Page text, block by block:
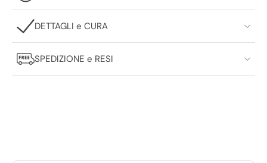
DETTAGLI e CURA
SPEDIZIONE e RESI